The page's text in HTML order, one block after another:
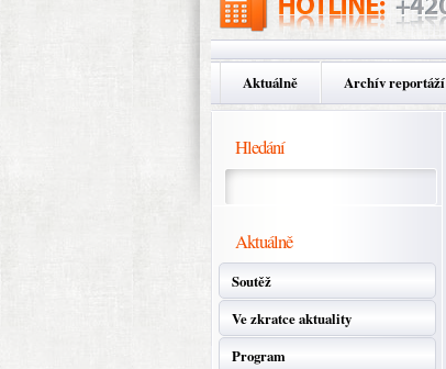
Aktuálně Archív reportáží
Hledání
Aktuálně
Soutěž
Ve zkratce aktuality
Program